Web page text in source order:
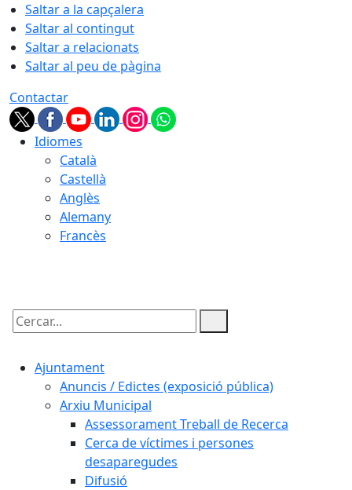
Saltar a la capçalera
Saltar al contingut
Saltar a relacionats
Saltar al peu de pàgina
Contactar
Idiomes
Català
Castellà
Anglès
Alemany
Francès
Cercar:
Ajuntament
Anuncis / Edictes (exposició pública)
Arxiu Municipal
Assessorament Treball de Recerca
Cerca de víctimes i persones
desaparegudes
Difusió